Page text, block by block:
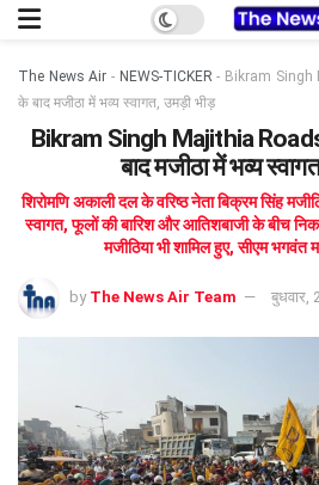
The News Air - NEWS-TICKER - Bikram Singh
के बाद मजीठा में भव्य स्वागत, उमड़ी भीड़
Bikram Singh Majithia
बाद मजीठा में भव्य
शिरोमणि अकाली दल के वरिष्ठ नेता बिक्रम सिंह
स्वागत, फूलों की बारिश और आतिशबाजी के बीच
मजीठिया भी शामिल हुए, सीएम भगवंत
by The News Air Team बुधवार,